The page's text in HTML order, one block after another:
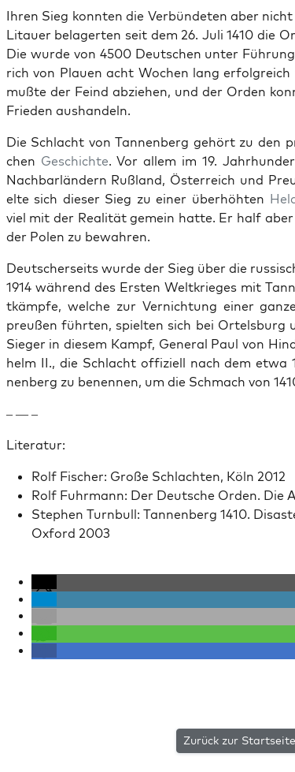
Ihren Sieg kon­nten die Ver­bün­de­ten aber
Litauer belagerten seit dem 26. Juli 1410 die
Die wurde von 4500 Deutschen unter
rich von Plauen acht Wochen lang
mußte der Feind abziehen, und der Orden
Frieden aushan­deln.
Die Schlacht von Tan­nen­berg gehört zu den
chen Geschichte. Vor allem im 19.
Nach­bar­län­dern Ruß­land, Öster­re­ich und
elte sich dieser Sieg zu ein­er über­höht­en
viel mit der Real­ität gemein hat­te. Er half aber
der Polen zu bewahren.
Deutsch­er­seits wurde der Sieg über die
1914 während des Ersten Weltkrieges mit
tkämpfe, welche zur Ver­nich­tung ein­er
preußen führten, spiel­ten sich bei Ortels­burg
Sieger in diesem Kampf, Gen­er­al Paul von
helm II., die Schlacht offiziell nach dem
nen­berg zu benen­nen, um die Schmach von
– — –
Lit­er­atur:
Rolf Fis­ch­er: Große Schlacht­en, Köln 2012
Rolf Fuhrmann: Der Deutsche Orden. Die
Stephen Turn­bull: Tan­nen­berg 1410.
Oxford 2003
Zurück zur Startseite